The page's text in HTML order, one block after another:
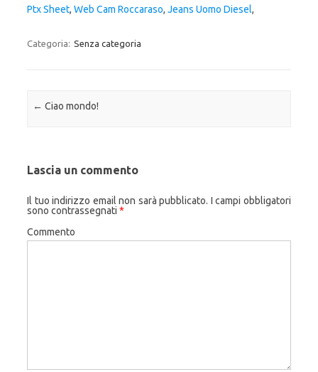
Ptx Sheet, Web Cam Roccaraso, Jeans Uomo Diesel,
Categoria: Senza categoria
Navigazione articolo
← Ciao mondo!
Lascia un commento
Il tuo indirizzo email non sarà pubblicato. I campi obbligatori
sono contrassegnati *
Commento